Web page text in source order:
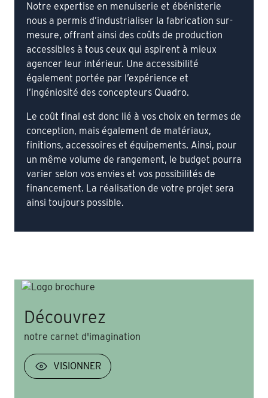
Notre expertise en menuiserie et ébénisterie
nous a permis d’industrialiser la fabrication sur-
mesure, offrant ainsi des coûts de production
accessibles à tous ceux qui aspirent à mieux
agencer leur intérieur. Une accessibilité
également portée par l’expérience et
l’ingéniosité des concepteurs Quadro.
Le coût final est donc lié à vos choix en termes de
conception, mais également de matériaux,
finitions, accessoires et équipements. Ainsi, pour
un même volume de rangement, le budget pourra
varier selon vos envies et vos possibilités de
financement. La réalisation de votre projet sera
ainsi toujours possible.
Découvrez
notre carnet d'imagination
VISIONNER